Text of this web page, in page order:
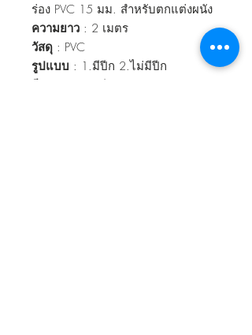
ร่อง PVC 15 มม. สำหรับตกแต่งผนัง
ความยาว : 2 เมตร
วัสดุ : PVC
รูปแบบ : 1.มีปีก 2.ไม่มีปีก
สีมาตรฐาน
: สีขาว